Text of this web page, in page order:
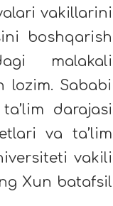
vakillarini
boshqarish
malakali
lozim. Sababi
darajasi
va ta’lim
vakili
Xun batafsil